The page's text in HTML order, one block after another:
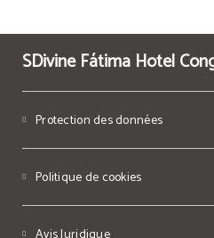
SDivine Fátima Hotel
Protection des données
Politique de cookies